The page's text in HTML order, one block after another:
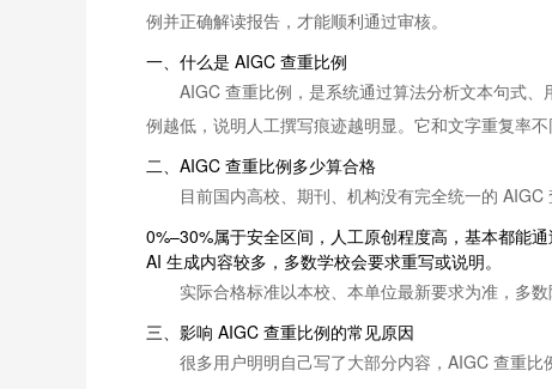
例并正确解读报告，才能顺利通过审核。
一、什么是 AIGC 查重比例
AIGC 查重比例，是系统通过算法分析文本句式
例越低，说明人工撰写痕迹越明显。它和文字重复率
二、AIGC 查重比例多少算合格
目前国内高校、期刊、机构没有完全统一的
0%–30%属于安全区间，人工原创程度高，基本都能
AI 生成内容较多，多数学校会要求重写或说明。
实际合格标准以本校、本单位最新要求为准，多
三、影响 AIGC 查重比例的常见原因
很多用户明明自己写了大部分内容，AIGC 查重比